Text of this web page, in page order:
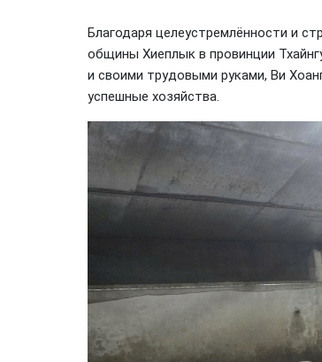
Благодаря целеустремлённости и
общины Хиеплык в провинции
и своими трудовыми руками, Ви
успешные хозяйства.